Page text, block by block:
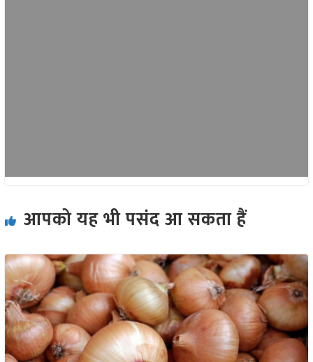
आपको यह भी पसंद आ सकता हैं